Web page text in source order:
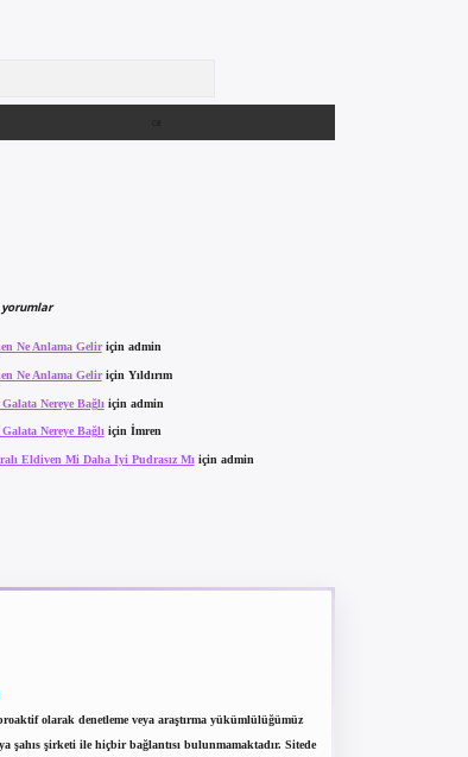
yorumlar
Ne Anlama Geliriçin admin
Ne Anlama Geliriçin Yıldırım
Nereye Bağlı için admin
Nereye Bağlı için İmren
Eldiven Mi Daha Iyi Pudrasız Mı için admin
olarak denetleme veya araştırma yükümlülüğümüz
şirketi ile hiçbir bağlantısı bulunmamaktadır. Sitede